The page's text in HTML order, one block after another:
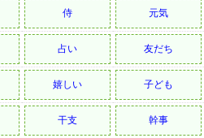
侍 元気
占い 友だち
嬉しい 子ども
干支 幹事